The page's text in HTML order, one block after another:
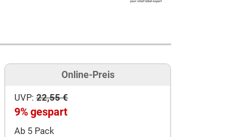
Online-Preis
UVP: 22,55 €
9% gespart
Ab 5 Pack